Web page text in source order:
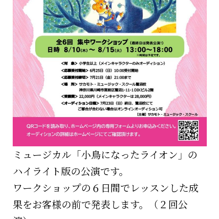
ミュージカル「小鳥になったライオン」の
ハイライト版の公演です。
ワークショップの６日間でレッスンした成
果をお客様の前で発表します。（２回公